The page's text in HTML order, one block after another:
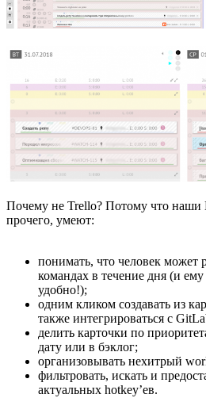
Почему не Trello? Потому что
прочего, умеют:
понимать, что человек может
командах в течение дня (и
удобно!);
одним кликом создавать из
также интегрироваться с
делить карточки по
дату или в бэклог;
организовывать нехитрый
фильтровать, искать и
актуальных hotkey’ев.